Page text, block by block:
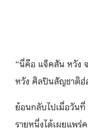
“นี่คือ แจ็คสัน หวัง
หวัง ศิลปินสัญชาติฮ่
ย้อนกลับไปเมื่อวันที่
รายหนึ่งได้เผยแพ